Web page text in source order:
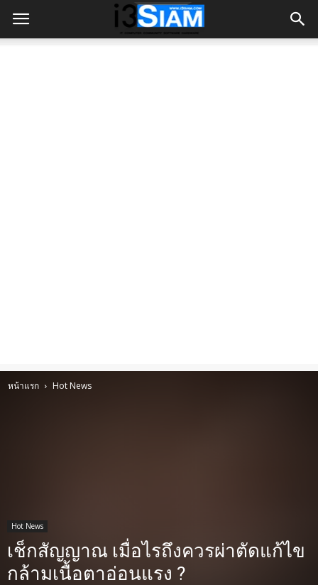
หน้าแรก Hot News
Hot News
เช็กสัญญาณ เมื่อไรถึงควรผ่าตัดแก้ไข
กล้ามเนื้อตาอ่อนแรง ?